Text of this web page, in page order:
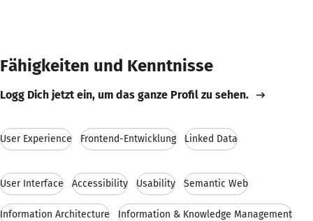
Fähigkeiten und Kenntnisse
Logg Dich jetzt ein, um das ganze Profil zu sehen.
User Experience Frontend-Entwicklung Linked Data
User Interface Accessibility Usability Semantic Web
Information Architecture Information & Knowledge Management